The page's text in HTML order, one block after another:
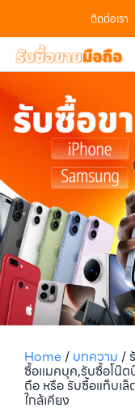
ติดต่อเรา
Home/ บทความ /
ซื้อแมคบุค,รับซื้อโน๊ต
ถือ หรือ รับซื้อแท็บเ
ใกล้เคียง